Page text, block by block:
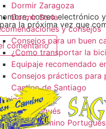
Dormir Zaragoza
Dormir Soria
y consejos
Consejos para un buen
¿Como transportar la
Equipaje recomendado
Consejos prácticos para
Camino de Santiago
Portugués
Tracks camino Portugués
correo electrónico
la próxima vez que